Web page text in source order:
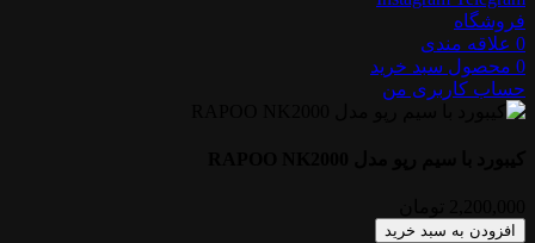
فروشگاه
0 علاقه مندی
0 محصول سبد خرید
حساب کاربری من
افزودن به سبد خرید